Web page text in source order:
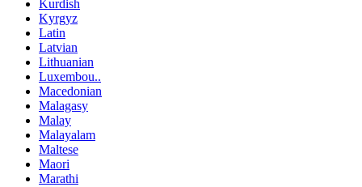
Kurdish
Kyrgyz
Latin
Latvian
Lithuanian
Luxembou..
Macedonian
Malagasy
Malay
Malayalam
Maltese
Maori
Marathi